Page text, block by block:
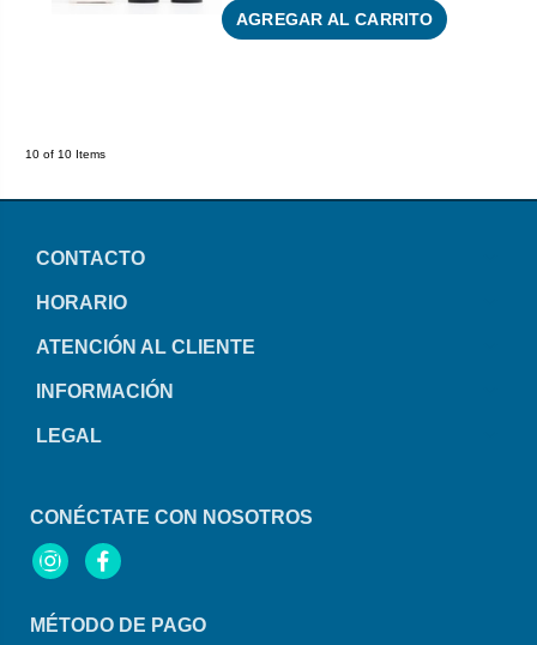
AGREGAR AL CARRITO
10 of 10 Items
CONTACTO
HORARIO
ATENCIÓN AL CLIENTE
INFORMACIÓN
LEGAL
CONÉCTATE CON NOSOTROS
InstagramFacebook
MÉTODO DE PAGO